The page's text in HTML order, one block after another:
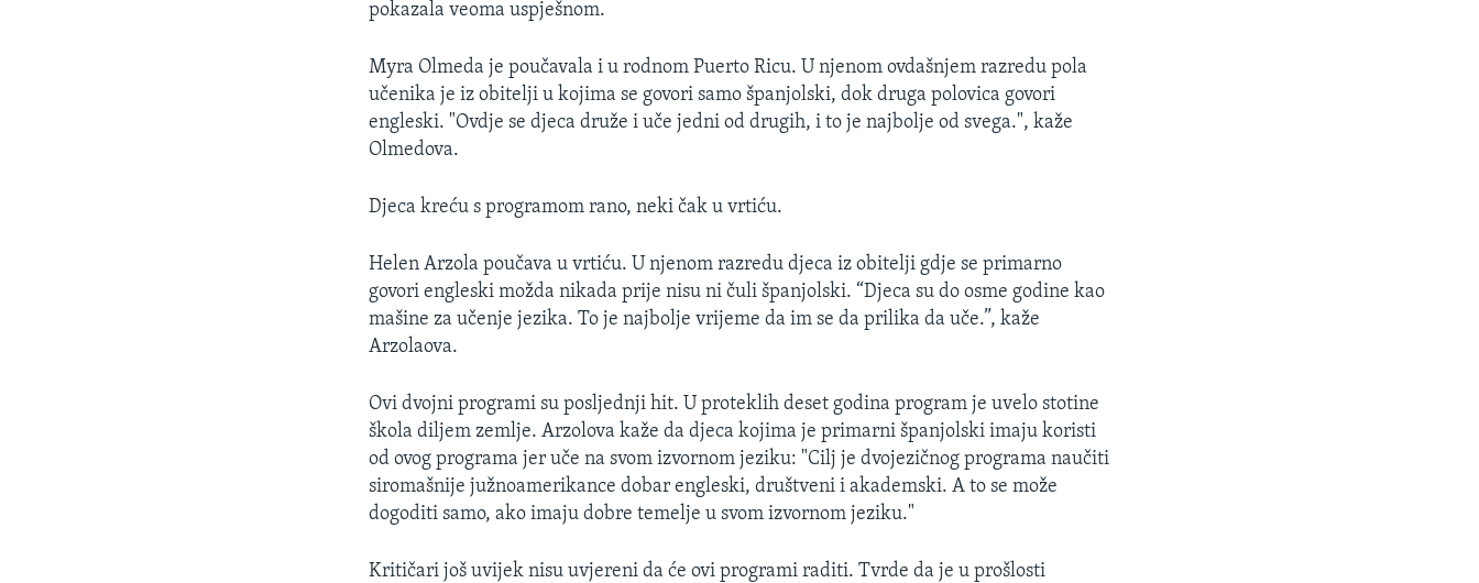
pokazala veoma uspješnom.
Myra Olmeda je poučavala i u rodnom Puerto Ricu. U njenom ovdašnjem razredu pola
učenika je iz obitelji u kojima se govori samo španjolski, dok druga polovica govori
engleski. "Ovdje se djeca druže i uče jedni od drugih, i to je najbolje od svega.", kaže
Olmedova.
Djeca kreću s programom rano, neki čak u vrtiću.
Helen Arzola poučava u vrtiću. U njenom razredu djeca iz obitelji gdje se primarno
govori engleski možda nikada prije nisu ni čuli španjolski. “Djeca su do osme godine kao
mašine za učenje jezika. To je najbolje vrijeme da im se da prilika da uče.”, kaže
Arzolaova.
Ovi dvojni programi su posljednji hit. U proteklih deset godina program je uvelo stotine
škola diljem zemlje. Arzolova kaže da djeca kojima je primarni španjolski imaju koristi
od ovog programa jer uče na svom izvornom jeziku: "Cilj je dvojezičnog programa naučiti
siromašnije južnoamerikance dobar engleski, društveni i akademski. A to se može
dogoditi samo, ako imaju dobre temelje u svom izvornom jeziku."
Kritičari još uvijek nisu uvjereni da će ovi programi raditi. Tvrde da je u prošlosti